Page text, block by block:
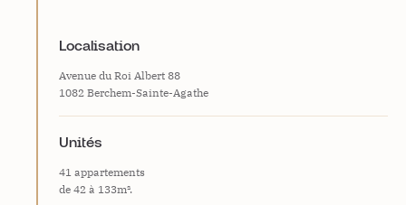
Localisation
Avenue du Roi Albert 88
1082 Berchem-Sainte-Agathe
Unités
41 appartements
de 42 à 133m².